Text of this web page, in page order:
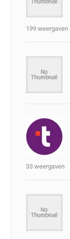
199 weergaven
33 weergaven